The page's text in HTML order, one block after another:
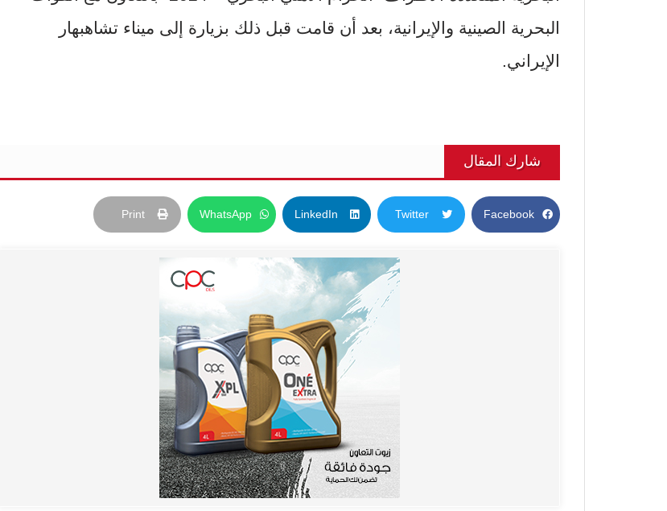
البحرية الصينية والإيرانية، بعد أن قامت قبل ذلك بزيارة إلى ميناء تشاهبهار
الإيراني.
شارك المقال
Facebook
Twitter
LinkedIn
WhatsApp
Print